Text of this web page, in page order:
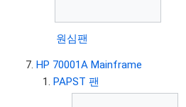
원심팬
HP 70001A Mainframe
PAPST 팬